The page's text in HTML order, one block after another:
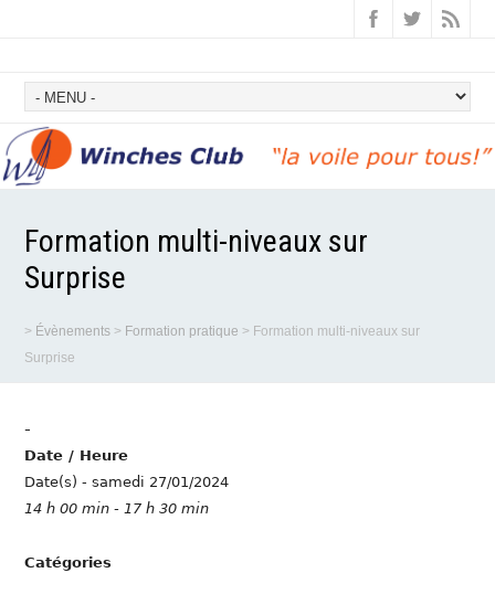
Formation multi-niveaux sur
Surprise
> Évènements > Formation pratique > Formation multi-niveaux sur
Surprise
-
Date / Heure
Date(s) - samedi 27/01/2024
14 h 00 min - 17 h 30 min
Catégories